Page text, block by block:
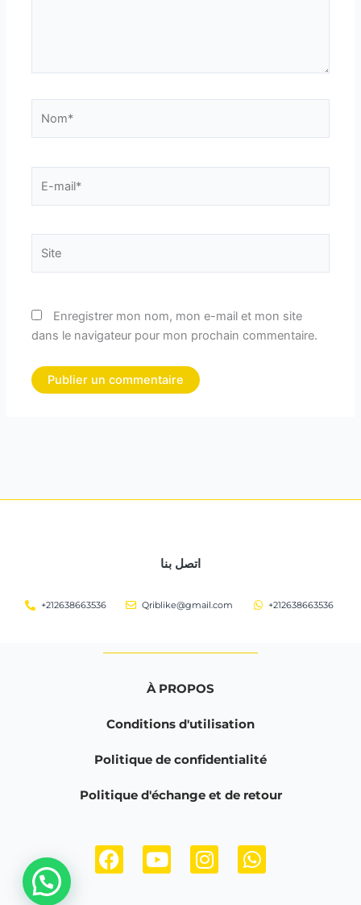
mail*
Enregistrer mon nom, mon e-mail et mon site
dans le navigateur pour mon prochain commentaire.
اتصل بنا
+212638663536 Qriblike@gmail.com +212638663536
À PROPOS
Conditions d'utilisation
Politique de confidentialité
Politique d'échange et de retour
F
a
Y
o
I
n
W
h